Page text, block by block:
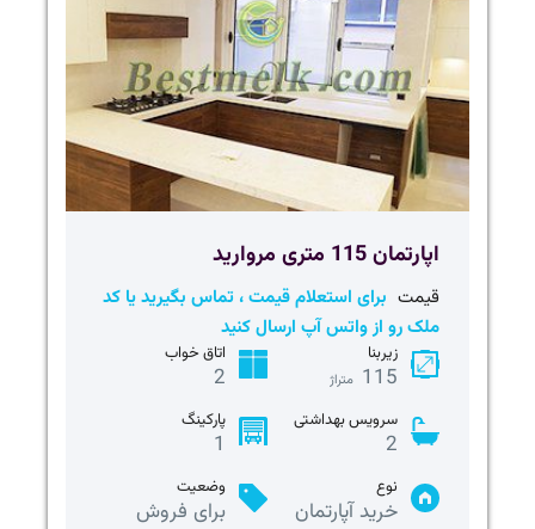
اپارتمان 115 متری مروارید
قیمت برای استعلام قیمت ، تماس بگیرید یا کد
ملک رو از واتس آپ ارسال کنید
زیربنا
115 متراژ
اتاق خواب
2
سرویس بهداشتی
2
پارکینگ
1
نوع
خرید آپارتمان
وضعیت
برای فروش